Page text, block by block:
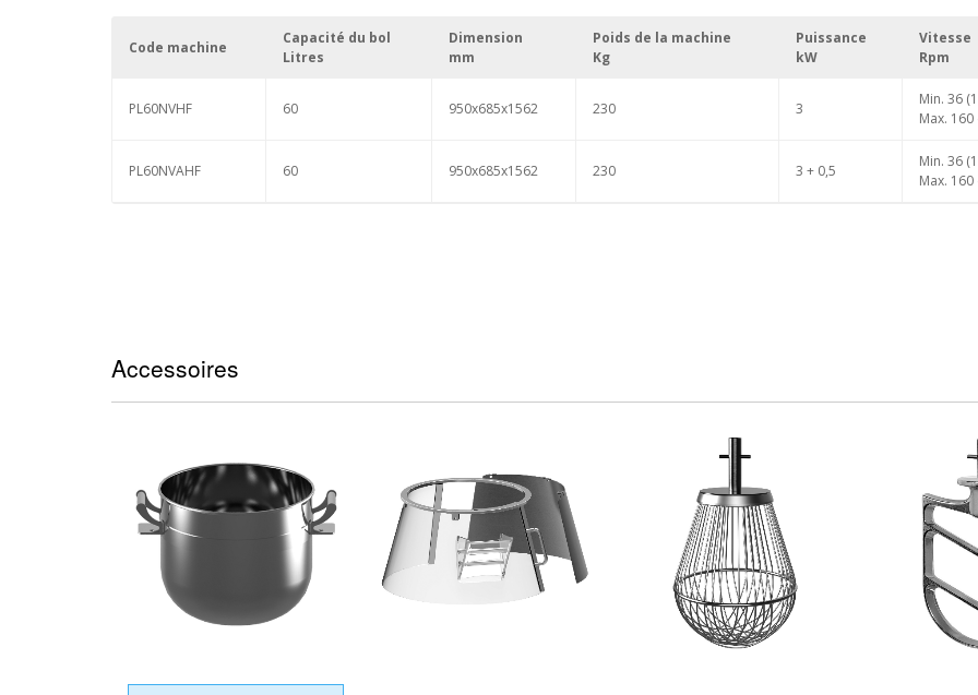
Code machine
Capacité du bol
Litres
Dimension
mm
Poids de la machine
Kg
Puissance
kW
Vitesse
Rpm
PL60NVHF 60 950x685x1562 230 3
Min. 36
Max. 160
PL60NVAHF 60 950x685x1562 230 3 + 0,5
Min. 36
Max. 160
Accessoires
PROTEZIONE FISSA
GIREVOLE IN PLASTICA F FRUSTA A FILI FINI SPATOLA